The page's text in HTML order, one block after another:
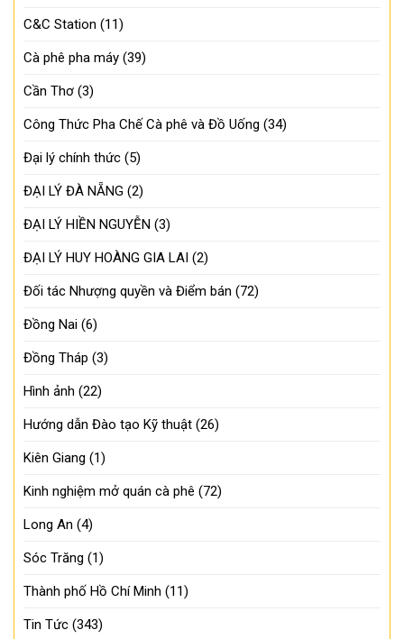
C&C Station (11)
Cà phê pha máy (39)
Cần Thơ (3)
Công Thức Pha Chế Cà phê và Đồ Uống (34)
Đại lý chính thức (5)
ĐẠI LÝ ĐÀ NẴNG (2)
ĐẠI LÝ HIỀN NGUYỄN (3)
ĐẠI LÝ HUY HOÀNG GIA LAI (2)
Đối tác Nhượng quyền và Điểm bán (72)
Đồng Nai (6)
Đồng Tháp (3)
Hình ảnh (22)
Hướng dẫn Đào tạo Kỹ thuật (26)
Kiên Giang (1)
Kinh nghiệm mở quán cà phê (72)
Long An (4)
Sóc Trăng (1)
Thành phố Hồ Chí Minh (11)
Tin Tức (343)